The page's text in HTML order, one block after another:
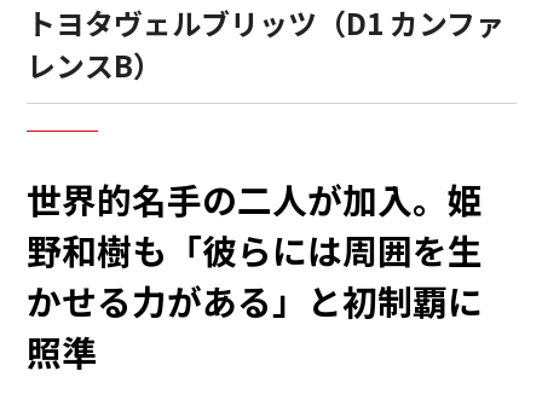
トヨタヴェルブリッツ（D1 カンファ
レンスB）
世界的名手の二人が加入。姫
野和樹も「彼らには周囲を生
かせる力がある」と初制覇に
照準